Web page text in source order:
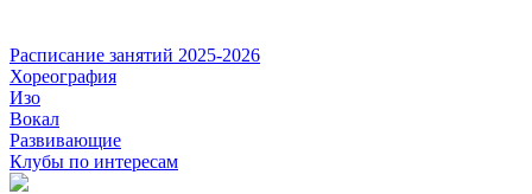
Расписание занятий 2025-2026
Хореография
Изо
Вокал
Развивающие
Клубы по интересам